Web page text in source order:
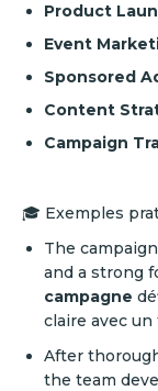
Product
Event
Sponsored
Content
Campaign
🎓 Exemples
The
and a strong
campagne
claire avec
After
the team